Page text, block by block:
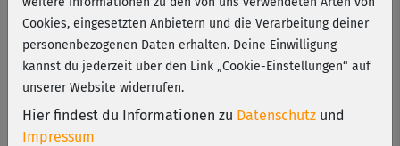
9 Min
17 kcal
Stefanie Rohr
Cookies, eingesetzten Anbietern und die Verarbeitung deiner
personenbezogenen Daten erhalten. Deine Einwilligung
kannst du jederzeit über den Link „Cookie-Einstellungen“ auf
unserer Website widerrufen.
Hier findest du Informationen zu Datenschutz und
Impressum